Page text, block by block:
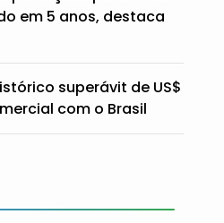
em 5 anos, destaca
superávit de US$
com o Brasil